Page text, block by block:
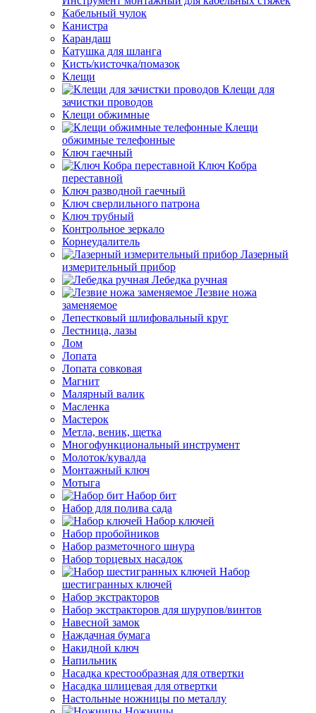
Кабельный чулок
Канистра
Карандаш
Катушка для шланга
Кисть/кисточка/помазок
Клещи
Клещи для
зачистки проводов
Клещи обжимные
Клещи
обжимные телефонные
Ключ гаечный
Ключ Кобра
переставной
Ключ разводной гаечный
Ключ сверлильного патрона
Ключ трубный
Контрольное зеркало
Корнеудалитель
Лазерный
измерительный прибор
Лебедка ручная
Лезвие ножа
заменяемое
Лепестковый шлифовальный круг
Лестница, лазы
Лом
Лопата
Лопата совковая
Магнит
Малярный валик
Масленка
Мастерок
Метла, веник, щетка
Многофункциональный инструмент
Молоток/кувалда
Монтажный ключ
Мотыга
Набор бит
Набор для полива сада
Набор ключей
Набор пробойников
Набор разметочного шнура
Набор торцевых насадок
Набор
шестигранных ключей
Набор экстракторов
Набор экстракторов для шурупов/винтов
Навесной замок
Наждачная бумага
Накидной ключ
Напильник
Насадка крестообразная для отвертки
Насадка шлицевая для отвертки
Настольные ножницы по металлу